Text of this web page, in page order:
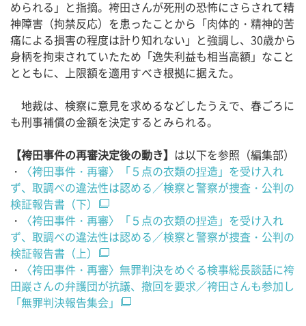
められる」と指摘。袴田さんが死刑の恐怖にさらされて精
神障害（拘禁反応）を患ったことから「肉体的・精神的苦
痛による損害の程度は計り知れない」と強調し、30歳から
身柄を拘束されていたため「逸失利益も相当高額」なこと
とともに、上限額を適用すべき根拠に据えた。
地裁は、検察に意見を求めるなどしたうえで、春ごろに
も刑事補償の金額を決定するとみられる。
【袴田事件の再審決定後の動き】 は以下を参照（編集部）
・
〈袴田事件・再審〉「５点の衣類の捏造」を受け入れ
ず、取調べの違法性は認める／検察と警察が捜査・公判の
検証報告書（下）
・
〈袴田事件・再審〉「５点の衣類の捏造」を受け入れ
ず、取調べの違法性は認める／検察と警察が捜査・公判の
検証報告書（上）
・
〈袴田事件・再審〉無罪判決をめぐる検事総長談話に袴
田巖さんの弁護団が抗議、撤回を要求／袴田さんも参加し
「無罪判決報告集会」